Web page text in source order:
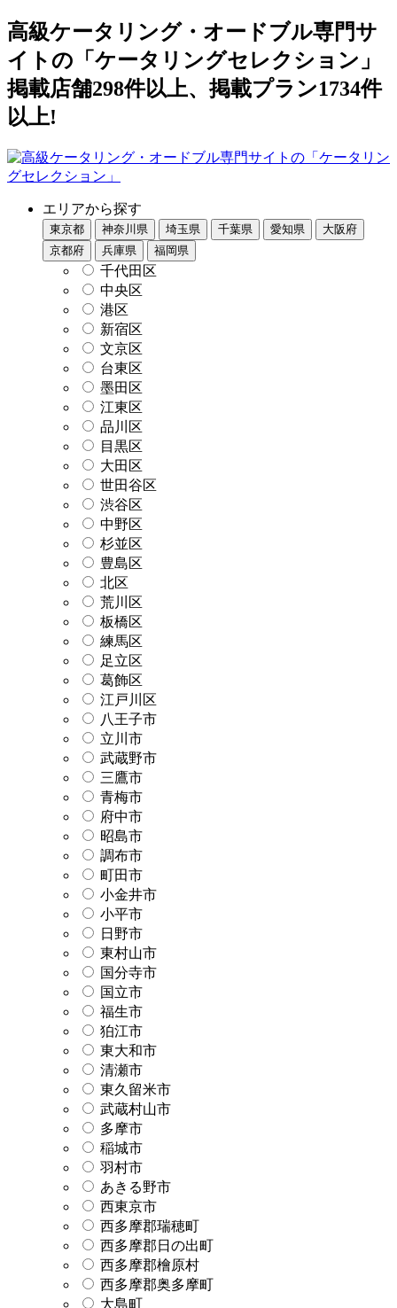
高級ケータリング・オードブル専門サ
イトの「ケータリングセレクション」
掲載店舗298件以上、掲載プラン1734件
以上!
エリアから探す
東京都 神奈川県 埼玉県 千葉県 愛知県
大阪府
京都府
兵庫県 福岡県
千代田区
中央区
港区
新宿区
文京区
台東区
墨田区
江東区
品川区
目黒区
大田区
世田谷区
渋谷区
中野区
杉並区
豊島区
北区
荒川区
板橋区
練馬区
足立区
葛飾区
江戸川区
八王子市
立川市
武蔵野市
三鷹市
青梅市
府中市
昭島市
調布市
町田市
小金井市
小平市
日野市
東村山市
国分寺市
国立市
福生市
狛江市
東大和市
清瀬市
東久留米市
武蔵村山市
多摩市
稲城市
羽村市
あきる野市
西東京市
西多摩郡瑞穂町
西多摩郡日の出町
西多摩郡檜原村
西多摩郡奥多摩町
大島町